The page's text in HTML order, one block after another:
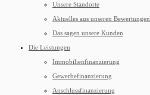
Unsere Standorte
Aktuelles aus unseren Bewertungen
Das sagen unsere Kunden
Die Leistungen
Immobilienfinanzierung
Gewerbefinanzierung
Anschlussfinanzierung